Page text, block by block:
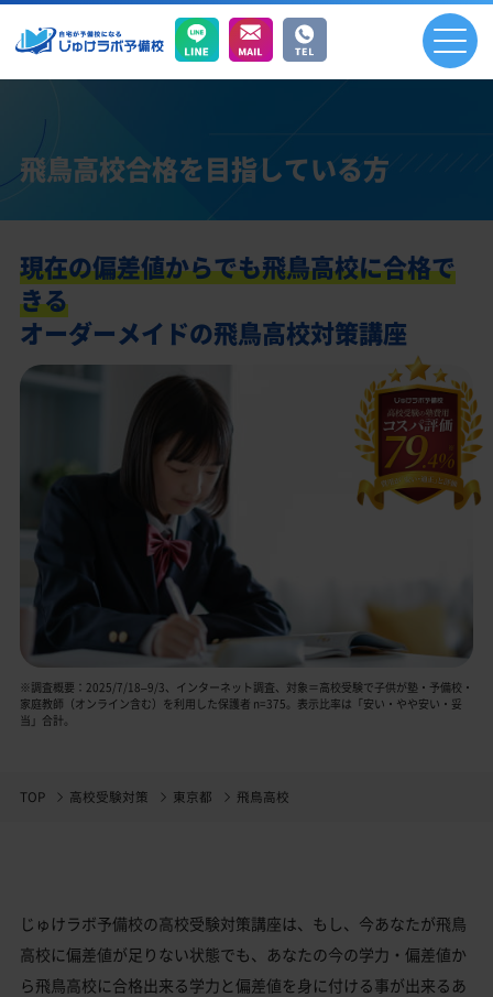
飛鳥高校合格を目指している方
現在の偏差値からでも飛鳥高校に合格で
きる
オーダーメイドの飛鳥高校対策講座
※調査概要：2025/7/18–9/3、インターネット調査、対象＝高校受験で子供が塾・予備校・
家庭教師（オンライン含む）を利用した保護者 n=375。表示比率は「安い・やや安い・妥
当」合計。
TOP 高校受験対策 東京都 飛鳥高校
じゅけラボ予備校の高校受験対策講座は、もし、今あなたが飛鳥
高校に偏差値が足りない状態でも、あなたの今の学力・偏差値か
ら飛鳥高校に合格出来る学力と偏差値を身に付ける事が出来るあ